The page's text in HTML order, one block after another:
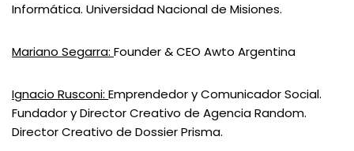
Informática. Universidad Nacional de Misiones.
Mariano Segarra: Founder & CEO Awto Argentina
Ignacio Rusconi: Emprendedor y Comunicador Social.
Fundador y Director Creativo de Agencia Random.
Director Creativo de Dossier Prisma.